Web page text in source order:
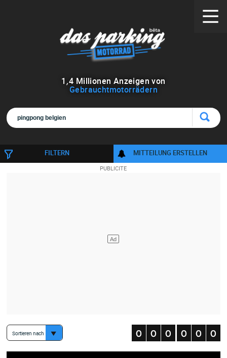
1 ,4 Millionen Anzeigen von
Gebrauchtmotorrädern
FILTERN MITTEILUNG ERSTELLEN
Sortieren nach